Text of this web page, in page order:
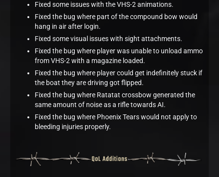
Fixed some issues with the VHS-2 animations.
Fixed the bug where part of the compound bow would
hang in air after login.
Fixed some visual issues with sight attachments.
Fixed the bug where player was unable to unload ammo
from VHS-2 with a magazine loaded.
Fixed the bug where player could get indefinitely stuck if
the boat they are driving got flipped.
Fixed the bug where Ratatat crossbow generated the
same amount of noise as a rifle towards AI.
Fixed the bug where Phoenix Tears would not apply to
bleeding injuries properly.